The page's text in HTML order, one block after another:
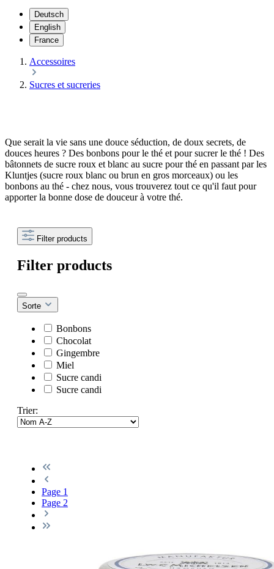
Deutsch
English
France
Accessoires
Sucres et sucreries
Que serait la vie sans une douce séduction, de doux secrets, de
douces heures ? Des bonbons pour le thé et pour sucrer le thé ! Des
bâtonnets de sucre roux et blanc au sucre pour thé en passant par les
Kluntjes (sucre roux blanc ou brun en gros morceaux) ou les
bonbons au thé - chez nous, vous trouverez tout ce qu'il faut pour
apporter la bonne dose de douceur à votre thé.
Filter products
Filter products
Sorte
Bonbons
Chocolat
Gingembre
Miel
Sucre candi
Sucre candi
Trier:
Page 1
Page 2